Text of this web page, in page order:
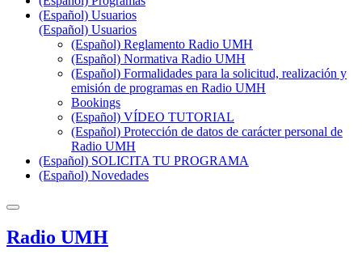
(Español) Usuarios
(Español) Usuarios
(Español) Reglamento Radio UMH
(Español) Normativa Radio UMH
(Español) Formalidades para la solicitud, realización y
emisión de programas en Radio UMH
Bookings
(Español) VÍDEO TUTORIAL
(Español) Protección de datos de carácter personal de
Radio UMH
(Español) SOLICITA TU PROGRAMA
(Español) Novedades
Radio UMH